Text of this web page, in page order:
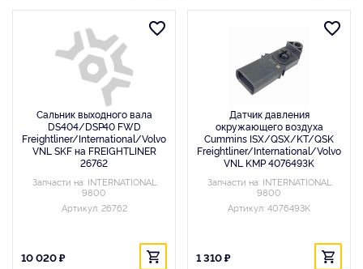
Сальник выходного вала
DS404/DSP40 FWD
Freightliner/International/Volvo
VNL SKF на FREIGHTLINER
26762
Запчасти на: INTERNATIONAL
9800
Артикул: 26762
10 020 ₽
Датчик давления
окружающего воздуха
Cummins ISX/QSX/KT/QSK
Freightliner/International/Volvo
VNL KMP 4076493K
Запчасти на: INTERNATIONAL
9800
Артикул: 4076493K
1 310 ₽